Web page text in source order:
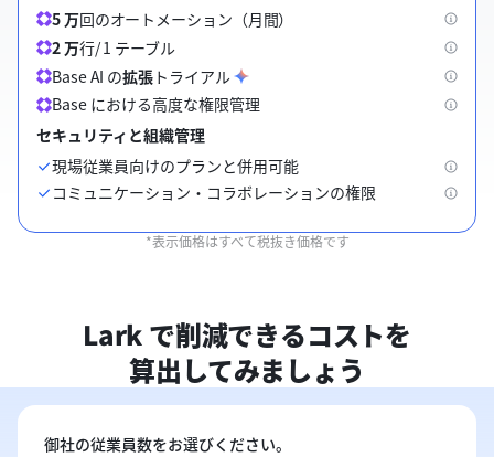
5 万回のオートメーション（月間）
2 万行/ 1 テーブル
Base AI の拡張トライアル
Base における高度な権限管理
セキュリティと組織管理
現場従業員向けのプランと併用可能
コミュニケーション・コラボレーションの権限
*表示価格はすべて税抜き価格です
Lark で削減できるコストを
算出してみましょう
御社の従業員数をお選びください。